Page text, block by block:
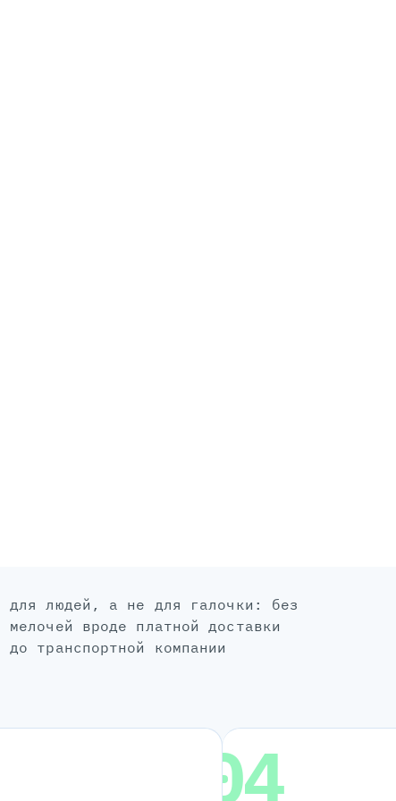
для людей, а не для галочки: без
мелочей вроде платной доставки
до транспортной компании
04